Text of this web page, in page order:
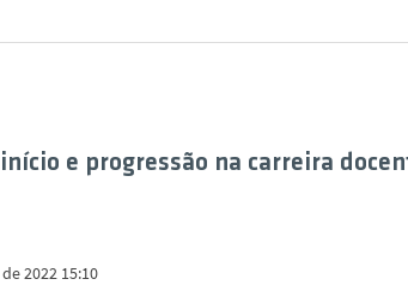
e progressão na carreira
2022 15:10